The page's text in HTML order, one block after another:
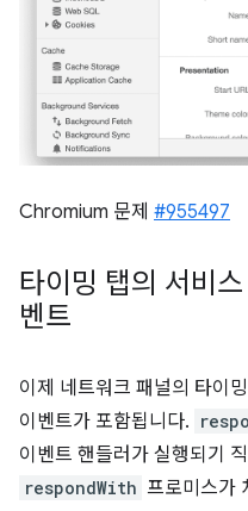
Chromium 문제 #955497
타이밍 탭의 서비스
벤트
이제 네트워크 패널의 타이
이벤트가 포함됩니다.
이벤트 핸들러가 실행되기
respondWith 프로미스가